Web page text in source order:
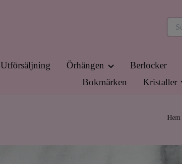
Utförsäljning Örhängen Berlocker
Bokmärken
Kristaller
Hem